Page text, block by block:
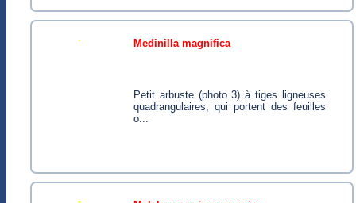
medinilla magnifica
Petit arbuste (photo 3) à tiges ligneuses
quadrangulaires, qui portent des feuilles
o...